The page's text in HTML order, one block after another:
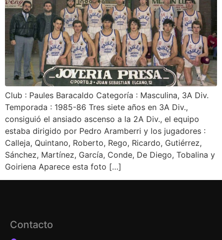
Club : Paules Baracaldo Categoría : Masculina, 3A Div.
Temporada : 1985-86 Tres siete años en 3A Div.,
consiguió el ansiado ascenso a la 2A Div., el equipo
estaba dirigido por Pedro Aramberri y los jugadores :
Calleja, Quintano, Roberto, Rego, Ricardo, Gutiérrez,
Sánchez, Martínez, García, Conde, De Diego, Tobalina y
Goiriena Aparece esta foto […]
Contacto